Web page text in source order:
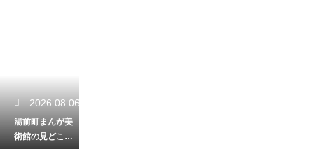
2026.08.06
湯前町まんが美
術館の見どころ